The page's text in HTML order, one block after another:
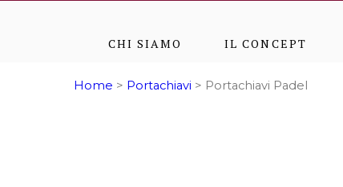
CHI SIAMO IL CONCEPT
Home > Portachiavi > Portachiavi Padel